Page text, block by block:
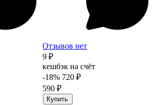
Отзывов нет
9 ₽
кешбэк на счёт
-18% 720 ₽
590 ₽
Купить